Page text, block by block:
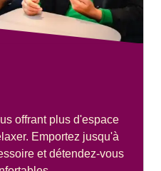
offrant plus d'espace
Emportez jusqu'à
et détendez-vous